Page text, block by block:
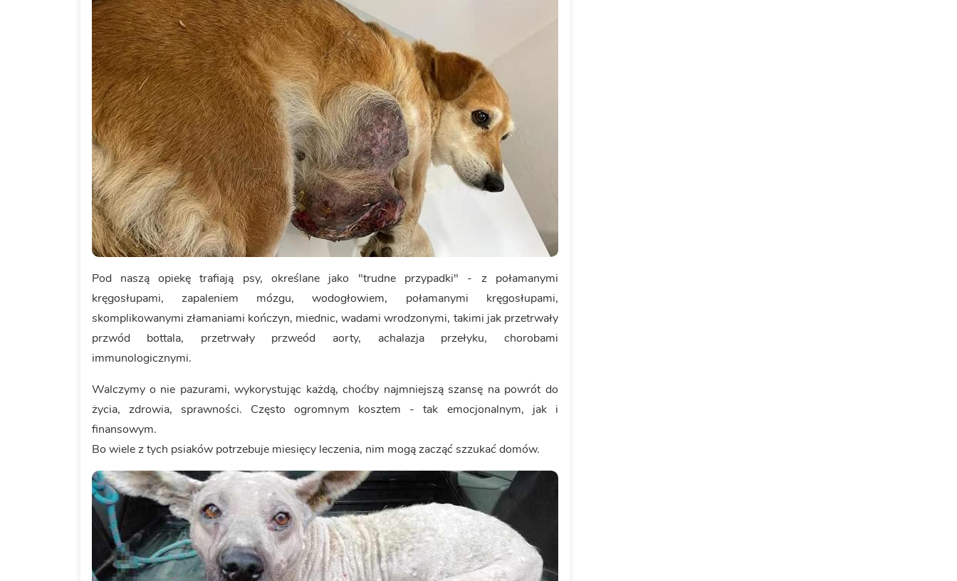
Pod naszą opiekę trafiają psy, określane jako "trudne przypadki" - z połamanymi
kręgosłupami, zapaleniem mózgu, wodogłowiem, połamanymi kręgosłupami,
skomplikowanymi złamaniami kończyn, miednic, wadami wrodzonymi, takimi jak przetrwały
przwód bottala, przetrwały przweód aorty, achalazja przełyku, chorobami
immunologicznymi.
Walczymy o nie pazurami, wykorystując każdą, choćby najmniejszą szansę na powrót do
życia, zdrowia, sprawności. Często ogromnym kosztem - tak emocjonalnym, jak i
finansowym.
Bo wiele z tych psiaków potrzebuje miesięcy leczenia, nim mogą zacząć szzukać domów.